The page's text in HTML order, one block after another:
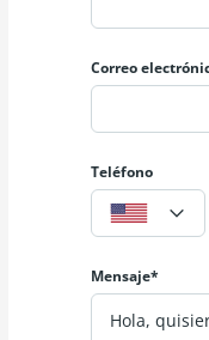
Correo
Teléfono
Mensaje*